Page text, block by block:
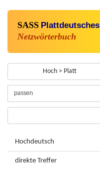
SASS Plattdeutsches
Netzwörterbuch
Hoch > Platt
Hochdeutsch
direkte Treffer